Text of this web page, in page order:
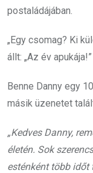
postaládájában.
„Egy csomag? Ki
állt: „Az év apukája!”
Benne Danny egy
másik üzenetet
„Kedves Danny,
életén. Sok
esténként több időt